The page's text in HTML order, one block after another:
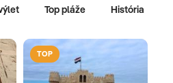
Top pláže História
TOP